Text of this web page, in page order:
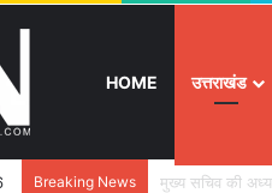
HOME उत्तराखंड
Breaking News श्रद्धा, सुरक्षा और